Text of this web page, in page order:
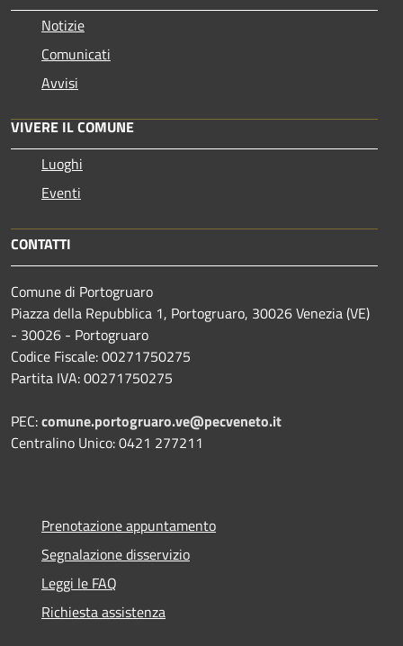
Notizie
Comunicati
Avvisi
VIVERE IL COMUNE
Luoghi
Eventi
CONTATTI
Comune di Portogruaro
Piazza della Repubblica 1, Portogruaro, 30026 Venezia (VE)
- 30026 - Portogruaro
Codice Fiscale: 00271750275
Partita IVA: 00271750275
PEC:comune.portogruaro.ve@pecveneto.it
Centralino Unico: 0421 277211
Prenotazione appuntamento
Segnalazione disservizio
Leggi le FAQ
Richiesta assistenza